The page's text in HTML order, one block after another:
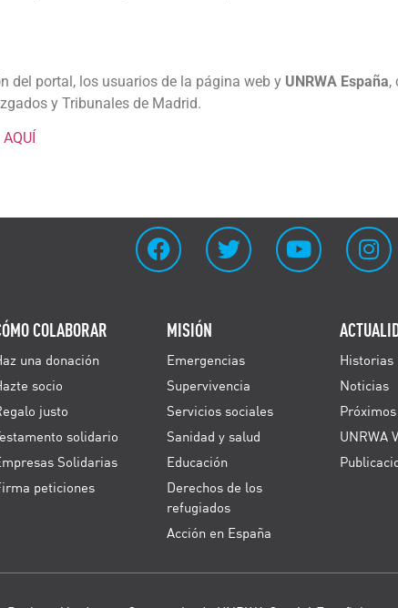
del portal, los usuarios de la página web y UNRWA España,
y Tribunales de Madrid.
COLABORAR
una donación
socio
justo
solidario
Solidarias
peticiones
MISIÓN
Emergencias
Supervivencia
Servicios sociales
Sanidad y salud
Educación
Derechos de los
refugiados
Acción en España
Historias
Noticias
UNRWA